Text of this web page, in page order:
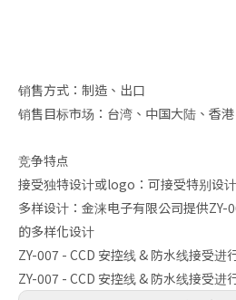
销售方式：制造、出口
销售目标市场：台湾、中国大陆、香港
竞争特点
接受独特设计或logo：可接受特别设
多样设计：金涞电子有限公司提供ZY-
的多样化设计
ZY-007 - CCD 安控线 & 防水线接受进
ZY-007 - CCD 安控线 & 防水线接受进